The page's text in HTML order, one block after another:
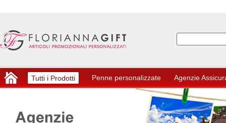
Tutti i Prodotti Penne personalizzate Agenzie